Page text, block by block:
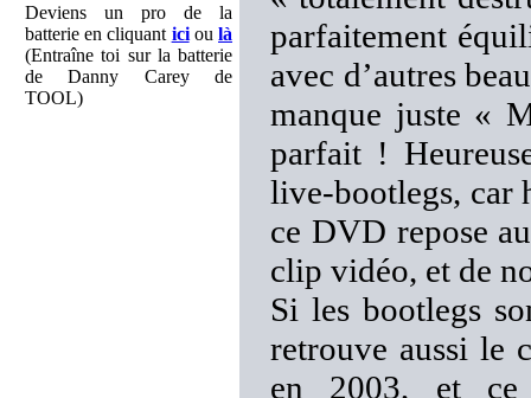
Deviens un pro de la
batterie en cliquant icioulà
(Entraîne toi sur la batterie
de Danny Carey de
TOOL)
parfaitement
avec d’autres
manque juste «
parfait !
live-bootlegs, car
ce DVD repose
clip vidéo, et de
Si les bootlegs
retrouve aussi le
en 2003, et ce